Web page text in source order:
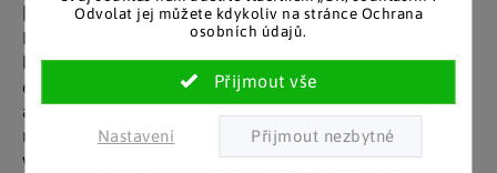
Odvolat jej můžete kdykoliv na stránce Ochrana
osobních údajů.
Nastavení
Detailní popis produktu
Dodejte interiéru svěží letní nádech. Tato sada
keramickýchváz na květinyzaujme jemným motivem
citrusů a modrými proužky, které evokují pohodovou
atmosféru slunečných dnů. Díkytřem různým velikostem
můžete vázy aranžovat společně nebo samostatně a
vytvořit tak originální letní dekoraci na stole, komodě či